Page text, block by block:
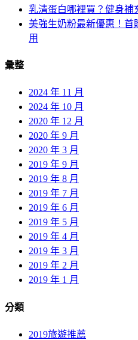
乳清蛋白哪裡買？健身補
美強生奶粉最新優惠！首
用
彙整
2024 年 11 月
2024 年 10 月
2020 年 12 月
2020 年 9 月
2020 年 3 月
2019 年 9 月
2019 年 8 月
2019 年 7 月
2019 年 6 月
2019 年 5 月
2019 年 4 月
2019 年 3 月
2019 年 2 月
2019 年 1 月
分類
2019旅遊推薦